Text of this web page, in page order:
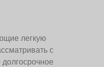
легкую
с